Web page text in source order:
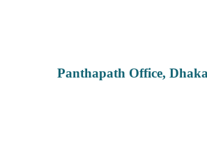
Panthapath Office, Dhaka